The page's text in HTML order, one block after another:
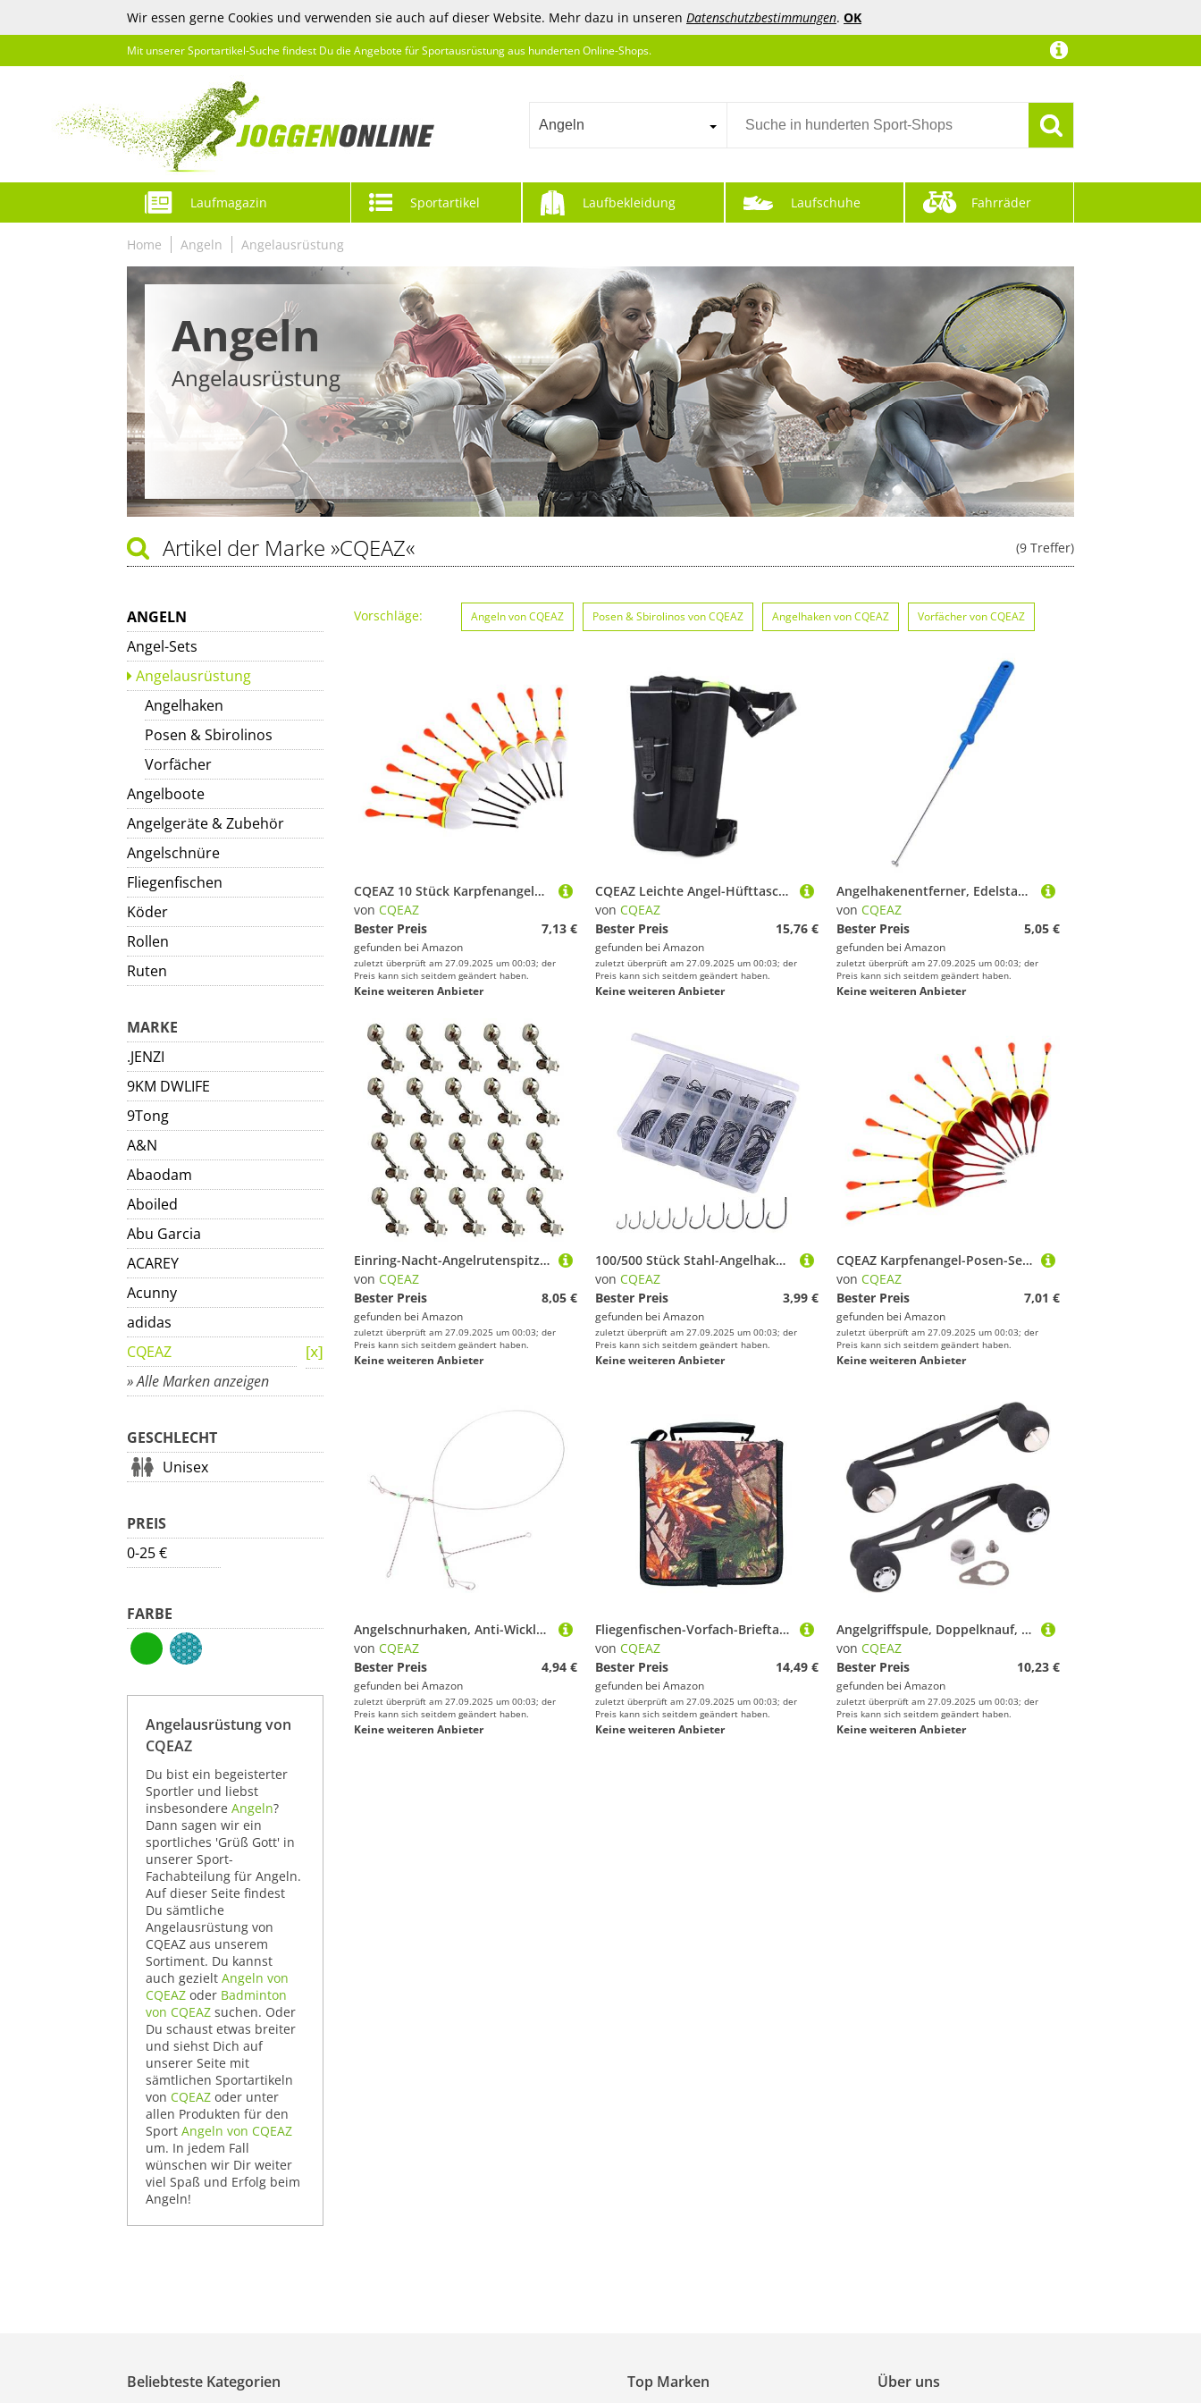
Wir essen gerne Cookies und verwenden sie auch auf dieser Website. Mehr dazu in unseren Datenschutzbestimmungen. OK
Mit unserer Sportartikel-Suche findest Du die Angebote für Sportausrüstung aus hunderten Online-Shops.
Angeln
Laufmagazin Sportartikel Laufbekleidung Laufschuhe Fahrräder
Home Angeln Angelausrüstung
Angeln
Angelausrüstung
(9 Treffer)
Artikel der Marke »CQEAZ«
ANGELN
Angel-Sets
Angelausrüstung
Angelhaken
Posen & Sbirolinos
Vorfächer
Angelboote
Angelgeräte & Zubehör
Angelschnüre
Fliegenfischen
Köder
Rollen
Ruten
MARKE
.JENZI
9KM DWLIFE
9Tong
A&N
Abaodam
Aboiled
Abu Garcia
ACAREY
Acunny
adidas
CQEAZ
» Alle Marken anzeigen
GESCHLECHT
Unisex
PREIS
0-25 €
FARBE
Angelausrüstung von
CQEAZ
Du bist ein begeisterter
Sportler und liebst
insbesondere Angeln?
Dann sagen wir ein
sportliches 'Grüß Gott' in
unserer Sport-
Fachabteilung für Angeln.
Auf dieser Seite findest
Du sämtliche
Angelausrüstung von
CQEAZ aus unserem
Sortiment. Du kannst
auch gezielt Angeln von
CQEAZ oder Badminton
von CQEAZ suchen. Oder
Du schaust etwas breiter
und siehst Dich auf
unserer Seite mit
sämtlichen Sportartikeln
von CQEAZ oder unter
allen Produkten für den
Sport Angeln von CQEAZ
um. In jedem Fall
wünschen wir Dir weiter
viel Spaß und Erfolg beim
Angeln!
Vorschläge: Angeln von CQEAZ Posen & Sbirolinos von CQEAZ Angelhaken von CQEAZ Vorfächer von CQEAZ
CQEAZ 10 Stück Karpfenangeln Posen Set Boje Bobber Stick für Fischzubehör Vertikale 4# 3,0 g Forellenangeln Netz langer Griff
von CQEAZ
Bester Preis
7,13 €
gefunden bei Amazon
zuletzt überprüft am 27.09.2025 um 00:03; der
Preis kann sich seitdem geändert haben.
Keine weiteren Anbieter
CQEAZ Leichte Angel-Hüfttasche, Beinpackung, Outdoor-Werkzeuge, Aufbewahrungskoffer, tragbare Ausrüstung, leichte Gürtelrutenhalter, Zubehör
von CQEAZ
Bester Preis
15,76 €
gefunden bei Amazon
zuletzt überprüft am 27.09.2025 um 00:03; der
Preis kann sich seitdem geändert haben.
Keine weiteren Anbieter
Angelhakenentferner, Edelstahl, mit Anti-Verlust-Extraktor, rutschfest, Han Posen, Paulownia-Set, Salzwasser, Ausrüstung, Zubehör, Polle-Rute und Rolle, Kombi-Ausrüstungstasche, Aufbewahrungstasche
von CQEAZ
Bester Preis
5,05 €
gefunden bei Amazon
zuletzt überprüft am 27.09.2025 um 00:03; der
Preis kann sich seitdem geändert haben.
Keine weiteren Anbieter
Einring-Nacht-Angelrutenspitze, Nachtköderalarm, Ausrüstung, Zubehör, Wecker
von CQEAZ
Bester Preis
8,05 €
gefunden bei Amazon
zuletzt überprüft am 27.09.2025 um 00:03; der
Preis kann sich seitdem geändert haben.
Keine weiteren Anbieter
100/500 Stück Stahl-Angelhaken mit Widerhaken, Ersatz-Inlines, Einzelhaken, Seefischhaken für Salzwasser, Süßwasserangeln
von CQEAZ
Bester Preis
3,99 €
gefunden bei Amazon
zuletzt überprüft am 27.09.2025 um 00:03; der
Preis kann sich seitdem geändert haben.
Keine weiteren Anbieter
CQEAZ Karpfenangel-Posen-Set, Bobber-Sticks für Fischzubehör, vertikal, 2#, 4,5 g, gewichtet, 10 Stück
von CQEAZ
Bester Preis
7,01 €
gefunden bei Amazon
zuletzt überprüft am 27.09.2025 um 00:03; der
Preis kann sich seitdem geändert haben.
Keine weiteren Anbieter
Angelschnurhaken, Anti-Wicklung, Stahlvorfach, Draht-Vorfachhaken, Angelhaken und Gewichte Organizer
von CQEAZ
Bester Preis
4,94 €
gefunden bei Amazon
zuletzt überprüft am 27.09.2025 um 00:03; der
Preis kann sich seitdem geändert haben.
Keine weiteren Anbieter
Fliegenfischen-Vorfach-Brieftasche, Tippet-Etui, 15 Fächer, transparent, Aufbewahrungstasche, Tasche
von CQEAZ
Bester Preis
14,49 €
gefunden bei Amazon
zuletzt überprüft am 27.09.2025 um 00:03; der
Preis kann sich seitdem geändert haben.
Keine weiteren Anbieter
Angelgriffspule, Doppelknauf, Ersatz-Baitcast-Zubehör, Aluminiumlegierung, Schwimmer, Paulownia-Set, Salzwasser, Ausrüstung, Zubehör, Polle-Rute und Rolle, Kombi-Ausrüstungstasche, Aufbewahrungstasche
von CQEAZ
Bester Preis
10,23 €
gefunden bei Amazon
zuletzt überprüft am 27.09.2025 um 00:03; der
Preis kann sich seitdem geändert haben.
Keine weiteren Anbieter
Über uns
Beliebteste Kategorien Top Marken